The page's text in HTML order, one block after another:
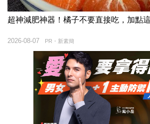
超神減肥神器！橘子不要直接吃，加點
PR・新素簡
2026-08-07